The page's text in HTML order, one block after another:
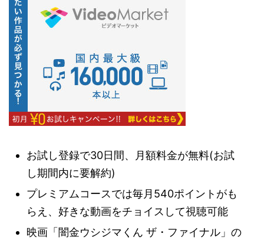
お試し登録で30日間、月額料金が無料(お試
し期間内に要解約)
プレミアムコースでは毎月540ポイントがも
らえ、好きな動画をチョイスして視聴可能
映画「闇金ウシジマくん ザ・ファイナル」の